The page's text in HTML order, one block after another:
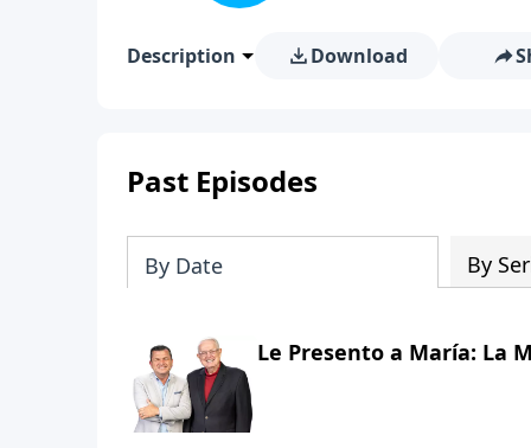
Description Download
Past Episodes
By Date By
Le Presento a María: La